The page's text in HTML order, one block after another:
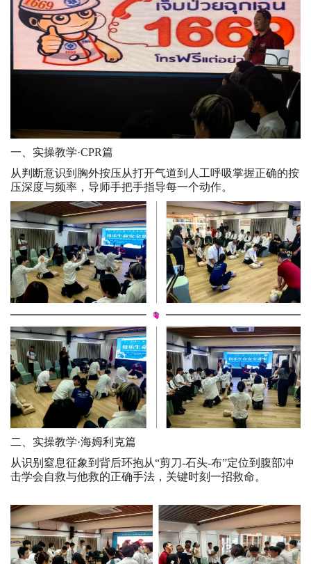
一、实操教学·CPR篇
从判断意识到胸外按压从打开气道到人工呼吸掌握正确的按
压深度与频率，导师手把手指导每一个动作。
二、实操教学·海姆利克篇
从识别窒息征象到背后环抱从“剪刀-石头-布”定位到腹部冲
击学会自救与他救的正确手法，关键时刻一招救命。